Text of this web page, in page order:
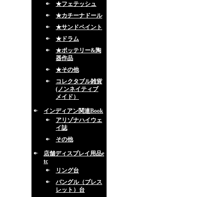
★フェテッシュ
★カチーナドール
★サンドペイント
★ドラム
★ポッテリー&陶
器作品
★その他
コレクタブル雑貨
(ノンネイティブ
メイド）
インディアン関連Book
アリゾナハイウェ
イ誌
その他
店舗ディスプレイ用品e
tc
リング台
バングル（ブレス
レット）台